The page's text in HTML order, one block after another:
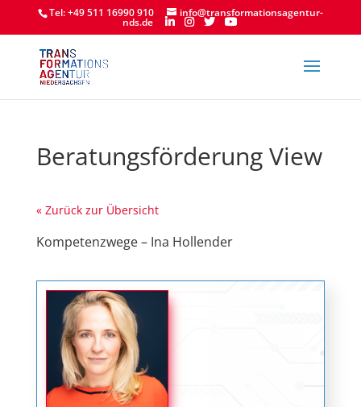
Tel: +49 511 16990 910 info@transformationsagentur-
nds.de
Beratungsförderung View
« Zurück zur Übersicht
Kompetenzwege – Ina Hollender